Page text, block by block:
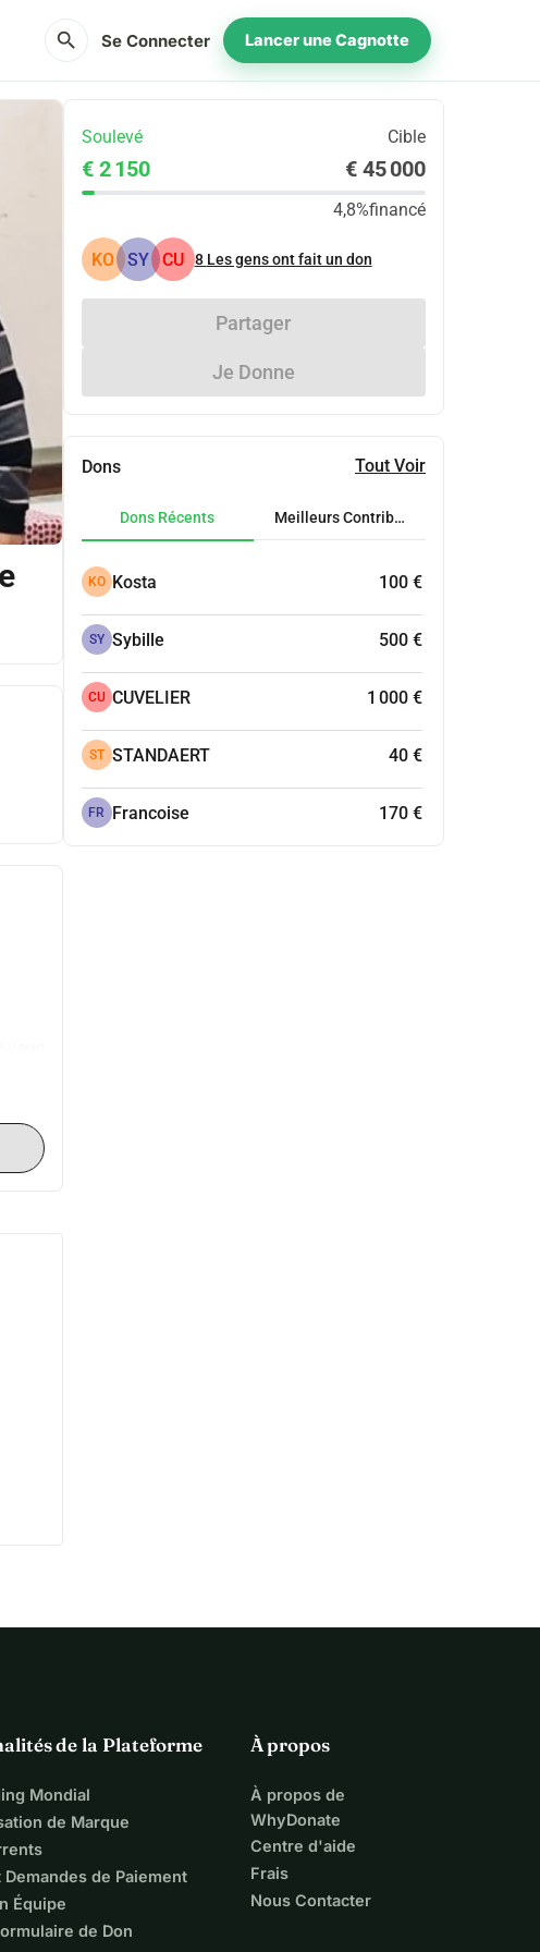
search Se Connecter Lancer une Cagnotte
Soulevé Cible
€ 2 150 € 45 000
4,8%financé
KO SY CU 8 Les gens ont fait un don
Partager
Je Donne
Dons Tout Voir
Dons Récents Meilleurs Contributeurs
KO Kosta 100 €
SY Sybille 500 €
CU CUVELIER 1 000 €
ST STANDAERT 40 €
FR Francoise 170 €
de la Plateforme
Mondial
de Marque
Demandes de Paiement
Équipe
de Don
À propos
À propos de
WhyDonate
Centre d'aide
Frais
Nous Contacter